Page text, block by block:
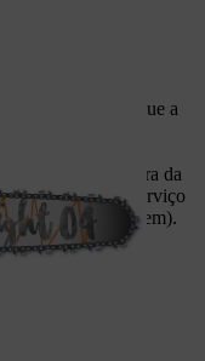
uma vez que a
na guia. As
do
se pela largura da
la no campo de serviço
círculo na imagem).